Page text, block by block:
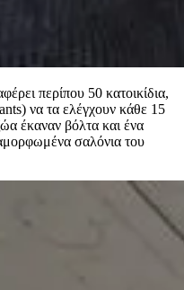
περίπου 50 κατοικίδια,
να τα ελέγχουν κάθε 15
έκαναν βόλτα και ένα
σαλόνια του